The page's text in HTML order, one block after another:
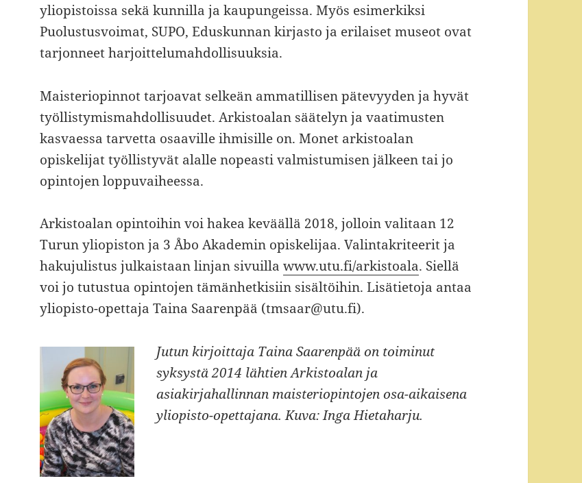
yliopistoissa sekä kunnilla ja kaupungeissa. Myös esimerkiksi
Puolustusvoimat, SUPO, Eduskunnan kirjasto ja erilaiset museot ovat
tarjonneet harjoittelumahdollisuuksia.
Maisteriopinnot tarjoavat selkeän ammatillisen pätevyyden ja hyvät
työllistymismahdollisuudet. Arkistoalan säätelyn ja vaatimusten
kasvaessa tarvetta osaaville ihmisille on. Monet arkistoalan
opiskelijat työllistyvät alalle nopeasti valmistumisen jälkeen tai jo
opintojen loppuvaiheessa.
Arkistoalan opintoihin voi hakea keväällä 2018, jolloin valitaan 12
Turun yliopiston ja 3 Åbo Akademin opiskelijaa. Valintakriteerit ja
hakujulistus julkaistaan linjan sivuillawww.utu.fi/arkistoala. Siellä
voi jo tutustua opintojen tämänhetkisiin sisältöihin. Lisätietoja antaa
yliopisto-opettaja Taina Saarenpää (tmsaar@utu.fi).
Jutun kirjoittaja Taina Saarenpää on toiminut
syksystä 2014 lähtien Arkistoalan ja
asiakirjahallinnan maisteriopintojen osa-aikaisena
yliopisto-opettajana. Kuva: Inga Hietaharju.